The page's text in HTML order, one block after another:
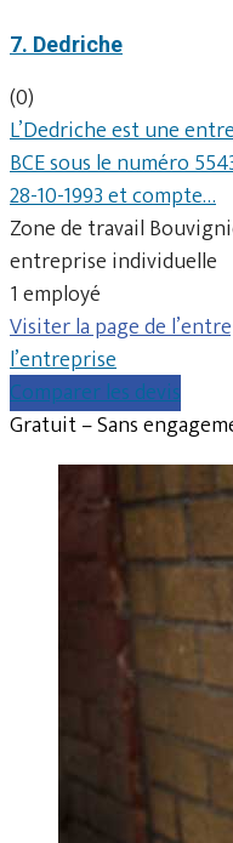
7. Dedriche
(0)
L’Dedriche est une
BCE sous le numéro
28-10-1993 et compte…
Zone de travail
entreprise individuelle
1 employé
Visiter la page de
l’entreprise
Comparer les devis
Gratuit – Sans